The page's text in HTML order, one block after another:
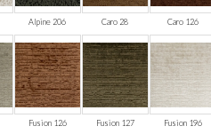
Alpine 206 Caro 28 Caro 126
Fusion 126 Fusion 127 Fusion 196